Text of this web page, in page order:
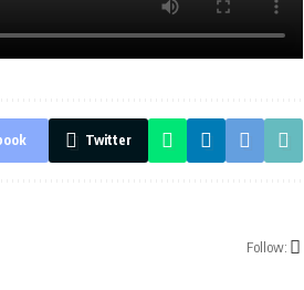
Twitter
Follow: